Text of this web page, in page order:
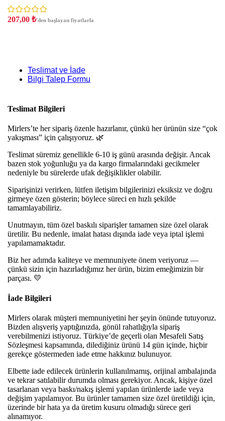
207,00 ₺'den başlayan fiyatlarla
Teslimat ve İade
Bilgi Talep Formu
Teslimat Bilgileri
Mirlers’te her sipariş özenle hazırlanır, çünkü her ürünün size “çok
yakışması” için çalışıyoruz. 🌿
Teslimat süremiz genellikle 6-10 iş günü arasında değişir. Ancak
bazen stok yoğunluğu ya da kargo firmalarındaki gecikmeler
nedeniyle bu sürelerde ufak değişiklikler olabilir.
Siparişinizi verirken, lütfen iletişim bilgilerinizi eksiksiz ve doğru
girmeye özen gösterin; böylece süreci en hızlı şekilde
tamamlayabiliriz.
Unutmayın, tüm özel baskılı siparişler tamamen size özel olarak
üretilir. Bu nedenle, imalat hatası dışında iade veya iptal işlemi
yapılamamaktadır.
Biz her adımda kaliteye ve memnuniyete önem veriyoruz —
çünkü sizin için hazırladığımız her ürün, bizim emeğimizin bir
parçası. 💛
İade Bilgileri
Mirlers olarak müşteri memnuniyetini her şeyin önünde tutuyoruz.
Bizden alışveriş yaptığınızda, gönül rahatlığıyla sipariş
verebilmenizi istiyoruz. Türkiye’de geçerli olan Mesafeli Satış
Sözleşmesi kapsamında, dilediğiniz ürünü 14 gün içinde, hiçbir
gerekçe göstermeden iade etme hakkınız bulunuyor.
Elbette iade edilecek ürünlerin kullanılmamış, orijinal ambalajında
ve tekrar satılabilir durumda olması gerekiyor. Ancak, kişiye özel
tasarlanan veya baskı/nakış işlemi yapılan ürünlerde iade veya
değişim yapılamıyor. Bu ürünler tamamen size özel üretildiği için,
üzerinde bir hata ya da üretim kusuru olmadığı sürece geri
alınamıyor.